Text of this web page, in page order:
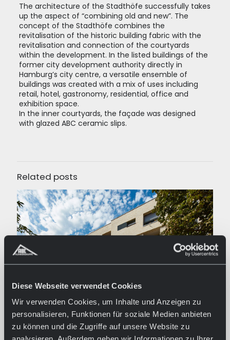
Diese Webseite verwendet Cookies
Wir verwenden Cookies, um Inhalte und Anzeigen zu
personalisieren, Funktionen für soziale Medien anbieten
zu können und die Zugriffe auf unsere Website zu
The architecture of the Stadthöfe successfully takes
up the aspect of “combining old and new”. The
concept of the Stadthöfe combines the
revitalisation of the historic building fabric with the
revitalisation and connection of the courtyards
within the development. In the listed buildings of the
former city development authority directly in
Hamburg’s city centre, a versatile ensemble of
buildings was created with a mix of uses including
retail, hotel, gastronomy, residential, office and
exhibition space.
In the inner courtyards, the façade was designed
with glazed ABC ceramic slips.
Related posts
07/02/2022
Living a the Erfurter Brühl